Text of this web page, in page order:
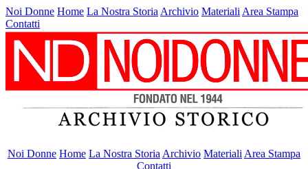
Noi Donne Home La Nostra Storia Archivio Materiali Area Stampa
Contatti
Noi Donne Home La Nostra Storia Archivio Materiali Area Stampa
Contatti